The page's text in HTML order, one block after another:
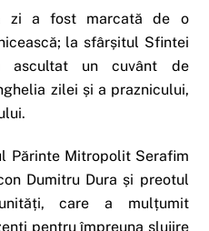
zi a fost marcată de o
la sfârșitul Sfintei
ascultat un cuvânt de
zilei și a praznicului,
Părinte Mitropolit Serafim
Dumitru Dura și preotul
care a mulțumit
pentru împreuna slujire